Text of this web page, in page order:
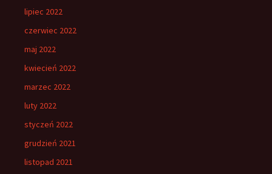
lipiec 2022
czerwiec 2022
maj 2022
kwiecień 2022
marzec 2022
luty 2022
styczeń 2022
grudzień 2021
listopad 2021